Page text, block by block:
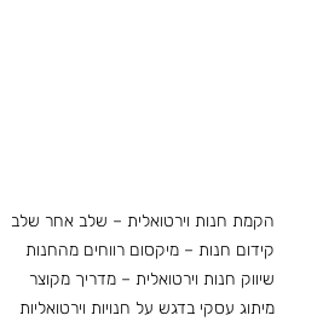
הקמת חנות וירטואלית – שלב אחר שלב
קידום חנות – מיקסום רווחים מהחנות
שיווק חנות וירטואלית – מדריך מקוצר
מיתוג עסקי בדגש על חנויות וירטואליות